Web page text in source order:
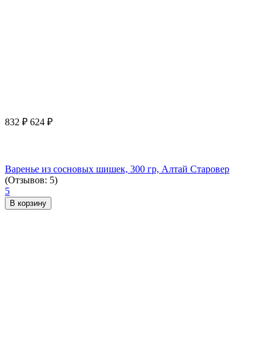
832 ₽ 624 ₽
Варенье из сосновых шишек, 300 гр, Алтай Старовер
(Отзывов: 5)
5
В корзину